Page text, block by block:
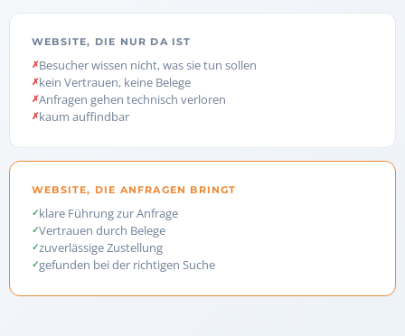
WEBSITE, DIE NUR DA IST
Besucher wissen nicht, was sie tun sollen
kein Vertrauen, keine Belege
Anfragen gehen technisch verloren
kaum auffindbar
WEBSITE, DIE ANFRAGEN BRINGT
klare Führung zur Anfrage
Vertrauen durch Belege
zuverlässige Zustellung
gefunden bei der richtigen Suche